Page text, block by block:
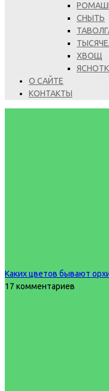
СНЫТЬ
ХВОЩ
О САЙТЕ
КОНТАКТЫ
Каких цветов бывают
17 комментариев